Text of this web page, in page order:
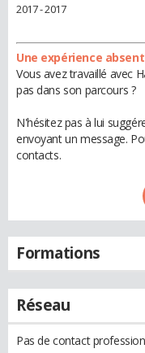
2017 - 2017
Une expérience
Vous avez travaillé avec
pas dans son parcours ?
N'hésitez pas à lui
envoyant un message.
contacts.
Formations
Réseau
Pas de contact